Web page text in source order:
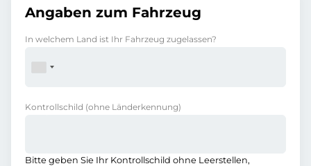
Angaben zum Fahrzeug
In welchem Land ist Ihr Fahrzeug zugelassen?
Kontrollschild (ohne Länderkennung)
Bitte geben Sie Ihr Kontrollschild ohne Leerstellen,